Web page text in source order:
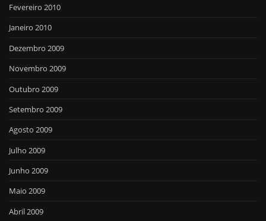
Fevereiro 2010
Janeiro 2010
Dezembro 2009
Novembro 2009
Outubro 2009
Setembro 2009
Agosto 2009
Julho 2009
Junho 2009
Maio 2009
Abril 2009